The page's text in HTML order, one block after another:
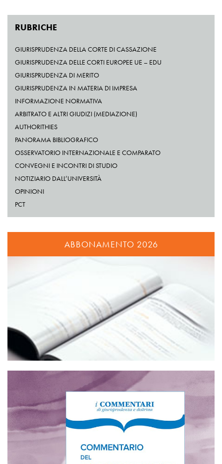
RUBRICHE
GIURISPRUDENZA DELLA CORTE DI CASSAZIONE
GIURISPRUDENZA DELLE CORTI EUROPEE UE – EDU
GIURISPRUDENZA DI MERITO
GIURISPRUDENZA IN MATERIA DI IMPRESA
INFORMAZIONE NORMATIVA
ARBITRATO E ALTRI GIUDIZI (MEDIAZIONE)
AUTHORITHIES
PANORAMA BIBLIOGRAFICO
OSSERVATORIO INTERNAZIONALE E COMPARATO
CONVEGNI E INCONTRI DI STUDIO
NOTIZIARIO DALL’UNIVERSITÀ
OPINIONI
PCT
ABBONAMENTO 2026